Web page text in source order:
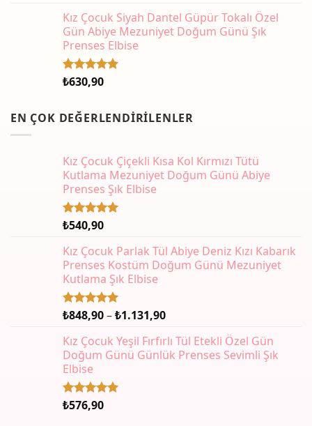
₺517,90
-
Kız Çocuk Siyah Dantel Güpür Tokalı Özel
Gün Abiye Mezuniyet Doğum Günü Şık
Prenses Elbise
5 üzerinden
₺630,90
EN ÇOK DEĞERLENDIRILENLER
Kız Çocuk Çiçekli Kısa Kol Kırmızı Tütü
Kutlama Mezuniyet Doğum Günü Abiye
Prenses Şık Elbise
5 üzerinden
aldı
₺540,90
Kız Çocuk Parlak Tül Abiye Deniz Kızı Kabarık
Prenses Kostüm Doğum Günü Mezuniyet
Kutlama Şık Elbise
5 üzerinden
aldı
₺848,90–₺1.131,90Fiyat
₺848,90
-
Kız Çocuk Yeşil Fırfırlı Tül Etekli Özel Gün
Doğum Günü Günlük Prenses Sevimli Şık
Elbise
5 üzerinden
₺576,90